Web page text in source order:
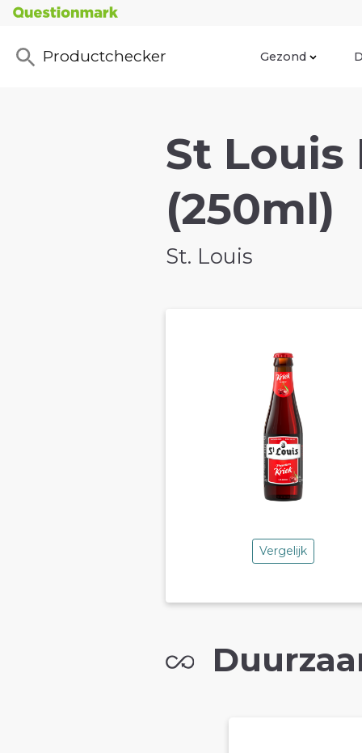
Productchecker Gezond
St Louis
(250ml)
St. Louis
Vergelijk